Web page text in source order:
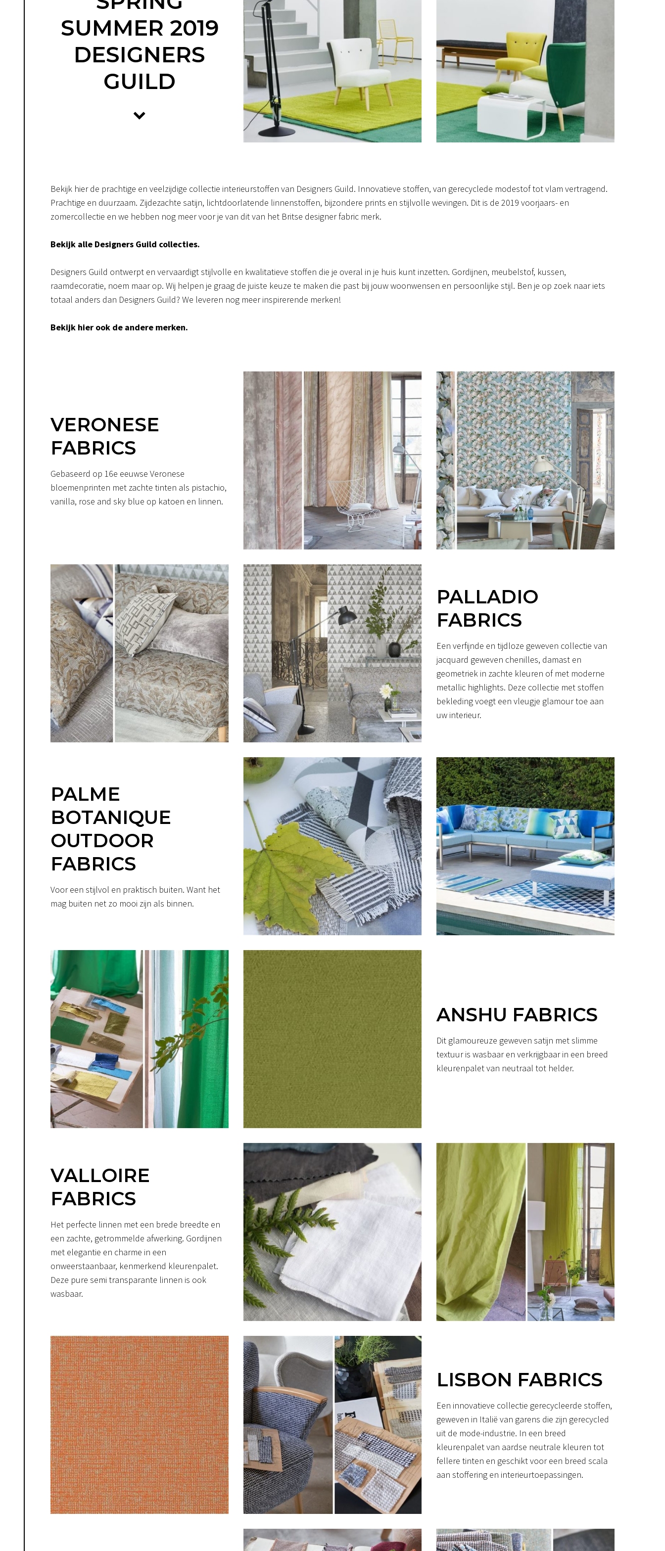
SUMMER 2019
DESIGNERS
GUILD
Bekijk hier de prachtige en veelzijdige collectie interieurstoffen van Designers Guild. Innovatieve stoffen, van gerecyclede modestof tot vlam vertragend.
Prachtige en duurzaam. Zijdezachte satijn, lichtdoorlatende linnenstoffen, bijzondere prints en stijlvolle wevingen. Dit is de 2019 voorjaars- en
zomercollectie en we hebben nog meer voor je van dit van het Britse designer fabric merk.
Bekijk alle Designers Guild collecties.
Designers Guild ontwerpt en vervaardigt stijlvolle en kwalitatieve stoffen die je overal in je huis kunt inzetten. Gordijnen, meubelstof, kussen,
raamdecoratie, noem maar op. Wij helpen je graag de juiste keuze te maken die past bij jouw woonwensen en persoonlijke stijl. Ben je op zoek naar iets
totaal anders dan Designers Guild? We leveren nog meer inspirerende merken!
Bekijk hier ook de andere merken.
VERONESE
FABRICS
Gebaseerd op 16e eeuwse Veronese
bloemenprinten met zachte tinten als pistachio,
vanilla, rose and sky blue op katoen en linnen.
PALLADIO
FABRICS
Een verfijnde en tijdloze geweven collectie van
jacquard geweven chenilles, damast en
geometriek in zachte kleuren of met moderne
metallic highlights. Deze collectie met stoffen
bekleding voegt een vleugje glamour toe aan
uw interieur.
PALME
BOTANIQUE
OUTDOOR
FABRICS
Voor een stijlvol en praktisch buiten. Want het
mag buiten net zo mooi zijn als binnen.
ANSHU FABRICS
Dit glamoureuze geweven satijn met slimme
textuur is wasbaar en verkrijgbaar in een breed
kleurenpalet van neutraal tot helder.
VALLOIRE
FABRICS
Het perfecte linnen met een brede breedte en
een zachte, getrommelde afwerking. Gordijnen
met elegantie en charme in een
onweerstaanbaar, kenmerkend kleurenpalet.
Deze pure semi transparante linnen is ook
wasbaar.
LISBON FABRICS
Een innovatieve collectie gerecycleerde stoffen,
geweven in Italië van garens die zijn gerecycled
uit de mode-industrie. In een breed
kleurenpalet van aardse neutrale kleuren tot
fellere tinten en geschikt voor een breed scala
aan stoffering en interieurtoepassingen.